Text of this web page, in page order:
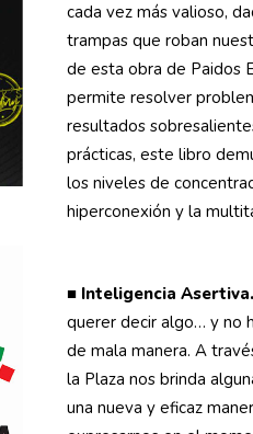
cada vez más valioso,
trampas que roban
de esta obra de Paidos
permite resolver
resultados
prácticas, este libro
los niveles de
hiperconexión y la
■ Inteligencia Asertiva.
querer decir algo… y no
de mala manera. A
la Plaza nos brinda
una nueva y eficaz